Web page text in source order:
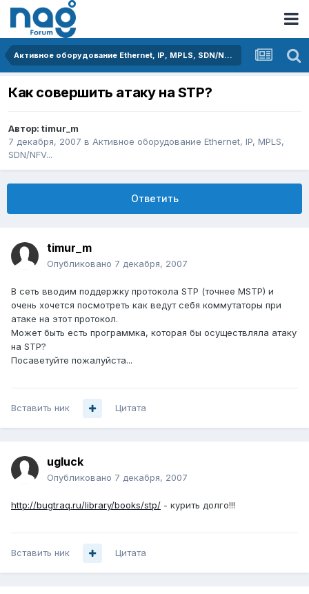
Активное оборудование Ethernet, IP, MPLS, SDN/NFV...
Как совершить атаку на STP?
Автор: timur_m
7 декабря, 2007 в Активное оборудование Ethernet, IP, MPLS,
SDN/NFV...
Ответить
timur_m
Опубликовано 7 декабря, 2007
В сеть вводим поддержку протокола STP (точнее MSTP) и
очень хочется посмотреть как ведут себя коммутаторы при
атаке на этот протокол.
Может быть есть программка, которая бы осуществляла атаку
на STP?
Посаветуйте пожалуйста...
Вставить ник Цитата
ugluck
Опубликовано 7 декабря, 2007
http://bugtraq.ru/library/books/stp/ - курить долго!!!
Вставить ник Цитата